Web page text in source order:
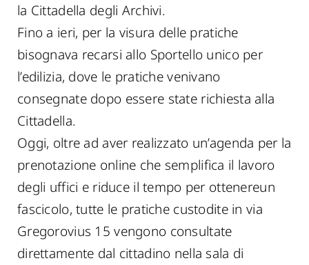
la Cittadella degli Archivi.
Fino a ieri, per la visura delle pratiche
bisognava recarsi allo Sportello unico per
l’edilizia, dove le pratiche venivano
consegnate dopo essere state richiesta alla
Cittadella.
Oggi, oltre ad aver realizzato un’agenda per la
prenotazione online che semplifica il lavoro
degli uffici e riduce il tempo per ottenereun
fascicolo, tutte le pratiche custodite in via
Gregorovius 15 vengono consultate
direttamente dal cittadino nella sala di